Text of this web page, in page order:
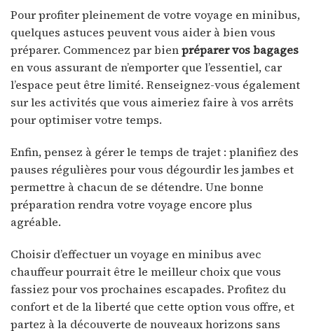
Pour profiter pleinement de votre voyage en minibus,
quelques astuces peuvent vous aider à bien vous
préparer. Commencez par bienpréparer vos bagages
en vous assurant de n’emporter que l’essentiel, car
l’espace peut être limité. Renseignez-vous également
sur les activités que vous aimeriez faire à vos arrêts
pour optimiser votre temps.
Enfin, pensez à gérer le temps de trajet : planifiez des
pauses régulières pour vous dégourdir les jambes et
permettre à chacun de se détendre. Une bonne
préparation rendra votre voyage encore plus
agréable.
Choisir d’effectuer un voyage en minibus avec
chauffeur pourrait être le meilleur choix que vous
fassiez pour vos prochaines escapades. Profitez du
confort et de la liberté que cette option vous offre, et
partez à la découverte de nouveaux horizons sans